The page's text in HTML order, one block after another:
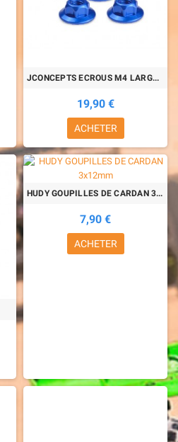
JCONCEPTS ECROUS M4 LARGE (4pcs)
19,90 €
ACHETER
HUDY GOUPILLES DE CARDAN 3x12mm
7,90 €
ACHETER